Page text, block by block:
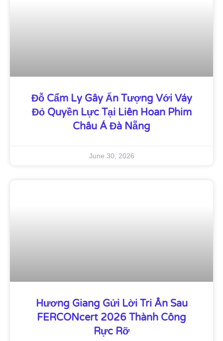
Đỗ Cẩm Ly Gây Ấn Tượng Với Váy
Đỏ Quyền Lực Tại Liên Hoan Phim
Châu Á Đà Nẵng
June 30, 2026
Hương Giang Gửi Lời Tri Ân Sau
FERCONcert 2026 Thành Công
Rực Rỡ